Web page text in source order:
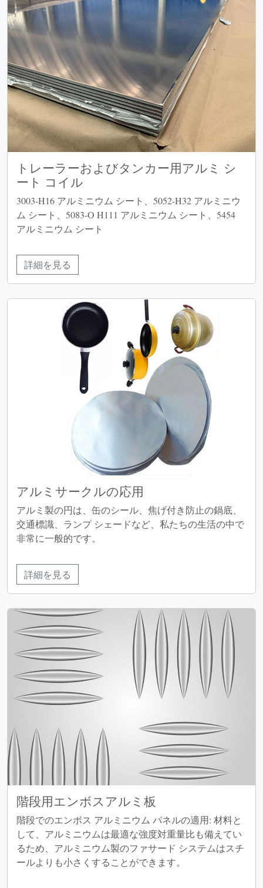
トレーラーおよびタンカー用アルミ シ
ート コイル
3003-H16 アルミニウム シート、5052-H32 アルミニウ
ム シート、5083-O H111 アルミニウム シート、5454
アルミニウム シート
詳細を見る
アルミサークルの応用
アルミ製の円は、缶のシール、焦げ付き防止の鍋底、
交通標識、ランプ シェードなど、私たちの生活の中で
非常に一般的です。
詳細を見る
階段用エンボスアルミ板
階段でのエンボス アルミニウム パネルの適用: 材料と
して、アルミニウムは最適な強度対重量比も備えてい
るため、アルミニウム製のファサード システムはスチ
ールよりも小さくすることができます。